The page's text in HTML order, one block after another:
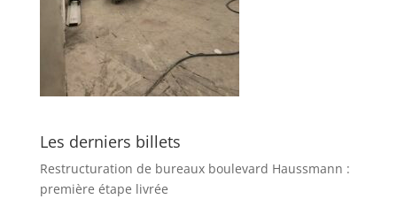
Les derniers billets
Restructuration de bureaux boulevard Haussmann :
première étape livrée